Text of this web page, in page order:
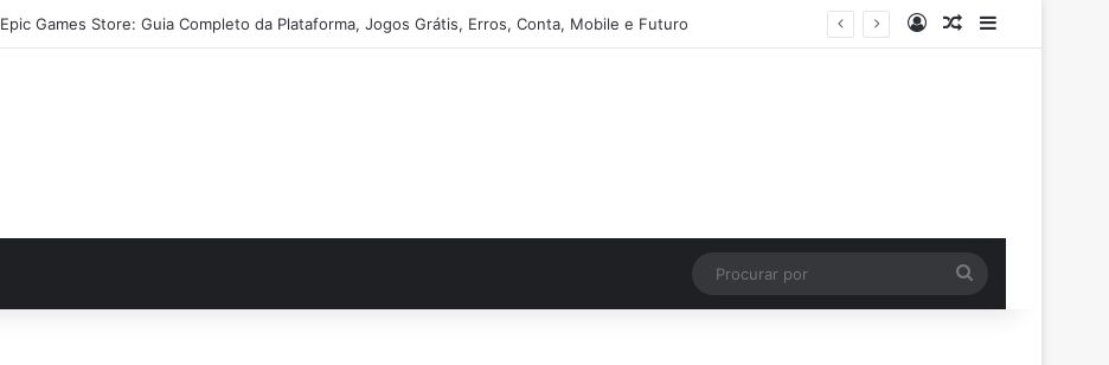
Epic Games Store: Guia Completo da Plataforma, Jogos Grátis, Erros, Conta, Mobile e Futuro EntrarArtigo aleatório
Barra Lateral
por